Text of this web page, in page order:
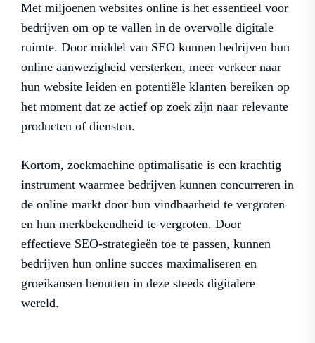
Met miljoenen websites online is het essentieel voor
bedrijven om op te vallen in de overvolle digitale
ruimte. Door middel van SEO kunnen bedrijven hun
online aanwezigheid versterken, meer verkeer naar
hun website leiden en potentiële klanten bereiken op
het moment dat ze actief op zoek zijn naar relevante
producten of diensten.
Kortom, zoekmachine optimalisatie is een krachtig
instrument waarmee bedrijven kunnen concurreren in
de online markt door hun vindbaarheid te vergroten
en hun merkbekendheid te vergroten. Door
effectieve SEO-strategieën toe te passen, kunnen
bedrijven hun online succes maximaliseren en
groeikansen benutten in deze steeds digitalere
wereld.